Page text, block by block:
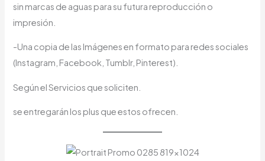
sin marcas de aguas para su futura reproducción o
impresión.
-Una copia de las Imágenes en formato para redes sociales
(Instagram, Facebook, Tumblr, Pinterest).
Según el Servicios que soliciten.
se entregarán los plus que estos ofrecen.